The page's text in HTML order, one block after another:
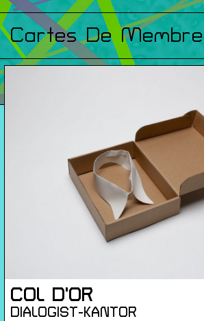
COL D'OR
DIALOGIST-KANTOR
Cartes De Membre
Infos pratiques
Carte de membres
S'inscrire à la Newsletter
Mentions légales
Politique de confidentialité
Gérer les cookies
Conférences